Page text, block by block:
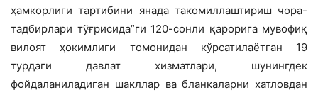
ҳамкорлиги тартибини янада такомиллаштириш чора-
тадбирлари тўғрисида”ги 120-сонли қарорига мувофиқ
вилоят ҳокимлиги томонидан кўрсати­лаётган 19
турдаги давлат хизматлари, шунингдек
фойдаланиладиган шакллар ва бланкаларни хатловдан